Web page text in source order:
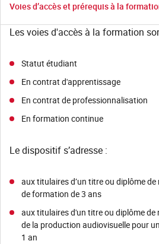
Voies d’accès et prérequis à la
Les voies d'accès à la formation
Statut étudiant
En contrat d'apprentissage
En contrat de professionnalisation
En formation continue
Le dispositif s’adresse :
aux titulaires d’un titre ou diplôme
de formation de 3 ans
aux titulaires d'un titre ou diplôme de
de la production audiovisuelle pour
1 an